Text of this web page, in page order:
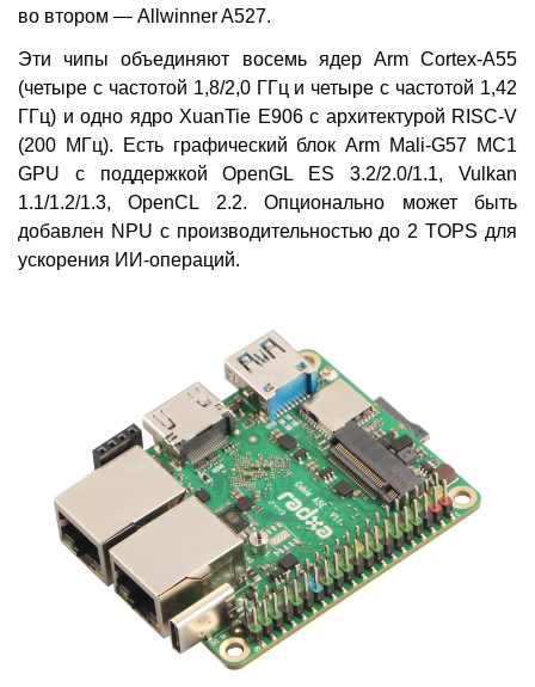
во втором — Allwinner A527.
Эти чипы объединяют восемь ядер Arm Cortex-A55
(четыре с частотой 1,8/2,0 ГГц и четыре с частотой 1,42
ГГц) и одно ядро XuanTie E906 с архитектурой RISC-V
(200 МГц). Есть графический блок Arm Mali-G57 MC1
GPU с поддержкой OpenGL ES 3.2/2.0/1.1, Vulkan
1.1/1.2/1.3, OpenCL 2.2. Опционально может быть
добавлен NPU с производительностью до 2 TOPS для
ускорения ИИ-операций.